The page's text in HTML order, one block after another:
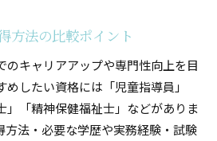
方法の比較ポイント
のキャリアアップや専門性向上を目
したい資格には「児童指導員」
」「精神保健福祉士」などがありま
方法・必要な学歴や実務経験・試験